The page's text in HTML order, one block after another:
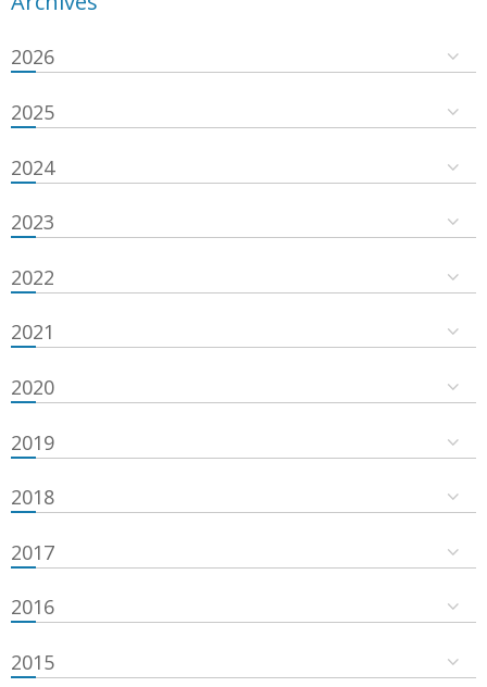
2026
2025
2024
2023
2022
2021
2020
2019
2018
2017
2016
2015